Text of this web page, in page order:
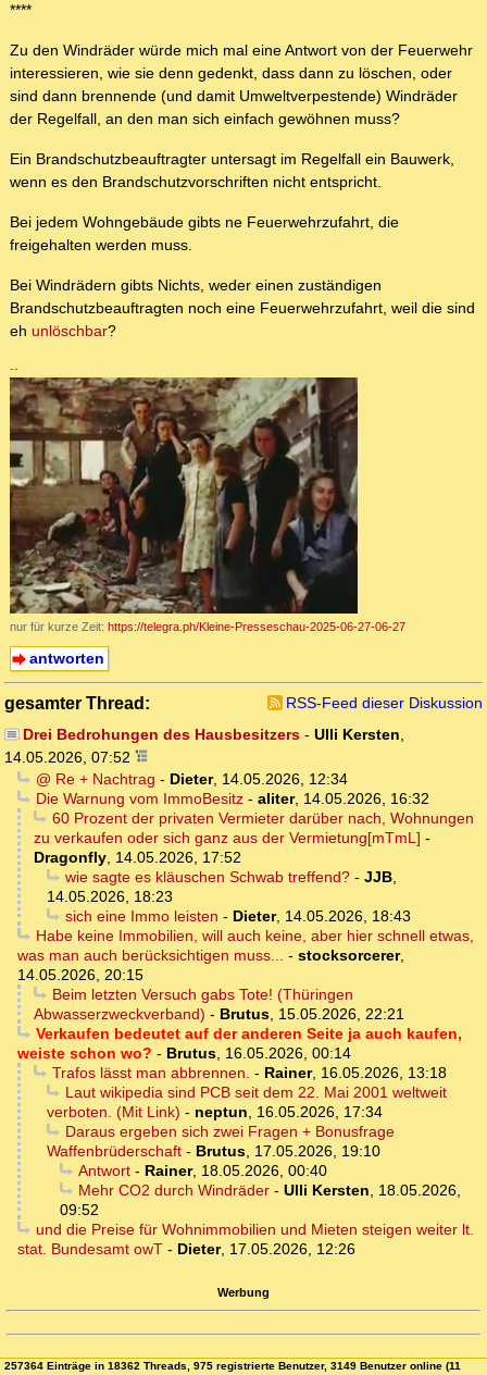
****
Zu den Windräder würde mich mal eine Antwort von der Feuerwehr
interessieren, wie sie denn gedenkt, dass dann zu löschen, oder
sind dann brennende (und damit Umweltverpestende) Windräder
der Regelfall, an den man sich einfach gewöhnen muss?
Ein Brandschutzbeauftragter untersagt im Regelfall ein Bauwerk,
wenn es den Brandschutzvorschriften nicht entspricht.
Bei jedem Wohngebäude gibts ne Feuerwehrzufahrt, die
freigehalten werden muss.
Bei Windrädern gibts Nichts, weder einen zuständigen
Brandschutzbeauftragten noch eine Feuerwehrzufahrt, weil die sind
eh unlöschbar?
--
nur für kurze Zeit: https://telegra.ph/Kleine-Presseschau-2025-06-27-06-27
antworten
gesamter Thread:
RSS-Feed dieser Diskussion
Drei Bedrohungen des Hausbesitzers- Ulli Kersten,
14.05.2026, 07:52
@ Re + Nachtrag - Dieter, 14.05.2026, 12:34
Die Warnung vom ImmoBesitz- aliter, 14.05.2026, 16:32
60 Prozent der privaten Vermieter darüber nach, Wohnungen
zu verkaufen oder sich ganz aus der Vermietung[mTmL] -
Dragonfly, 14.05.2026, 17:52
wie sagte es kläuschen Schwab treffend?- JJB,
14.05.2026, 18:23
sich eine Immo leisten - Dieter, 14.05.2026, 18:43
Habe keine Immobilien, will auch keine, aber hier schnell etwas,
was man auch berücksichtigen muss... - stocksorcerer,
14.05.2026, 20:15
Beim letzten Versuch gabs Tote! (Thüringen
Abwasserzweckverband) - Brutus, 15.05.2026, 22:21
Verkaufen bedeutet auf der anderen Seite ja auch kaufen,
weiste schon wo? - Brutus, 16.05.2026, 00:14
Trafos lässt man abbrennen. - Rainer, 16.05.2026, 13:18
Laut wikipedia sind PCB seit dem 22. Mai 2001 weltweit
verboten. (Mit Link) - neptun, 16.05.2026, 17:34
Daraus ergeben sich zwei Fragen + Bonusfrage
Waffenbrüderschaft - Brutus, 17.05.2026, 19:10
Antwort- Rainer, 18.05.2026, 00:40
Mehr CO2 durch Windräder- Ulli Kersten, 18.05.2026,
09:52
und die Preise für Wohnimmobilien und Mieten steigen weiter lt.
stat. Bundesamt owT - Dieter, 17.05.2026, 12:26
Werbung
257364 Einträge in 18362 Threads, 975 registrierte Benutzer, 3149 Benutzer online (11